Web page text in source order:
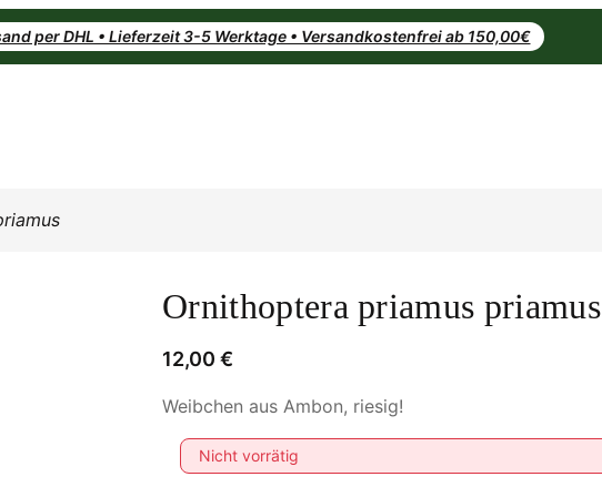
per DHL • Lieferzeit 3-5 Werktage • Versandkostenfrei ab 150,00€
Ornithoptera priamus priamus
12,00 €
Weibchen aus Ambon, riesig!
Nicht vorrätig